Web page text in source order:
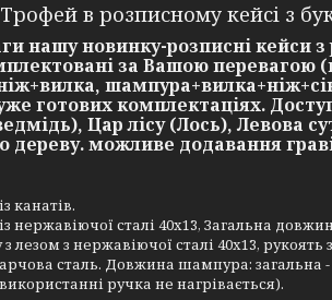
Трофей в розписному кейсі з
нашу новинку-розписні кейси
за Вашою перевагою
готових комплектаціях.
Цар лісу (Лось), Левова
дереву. можливе додавання
канатів.
нержавіючої сталі 40х13, Загальна
з нержавіючої сталі 40х13, рукоять
сталь. Довжина шампура: загальна -
ручка не нагрівається).